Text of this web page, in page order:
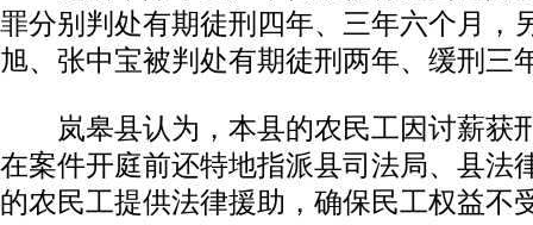
罪分别判处有期徒刑四年、三年六个月，
旭、张中宝被判处有期徒刑两年、缓刑三
岚皋县认为，本县的农民工因讨薪获
在案件开庭前还特地指派县司法局、县法
的农民工提供法律援助，确保民工权益不